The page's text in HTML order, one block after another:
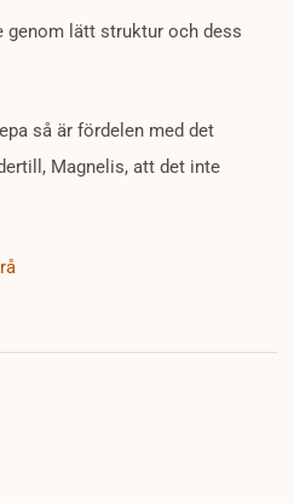
genom lätt struktur och dess
så är fördelen med det
Magnelis, att det inte